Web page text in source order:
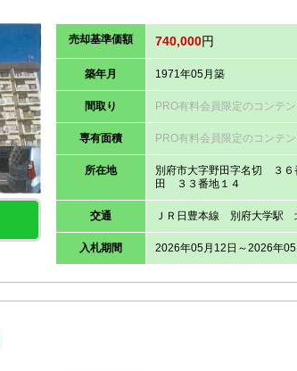
売却基準価額 740,000円
築年月 1971年05月築
間取り PRO有料会員限定のコンテ
専有面積 PRO有料会員限定のコンテ
所在地
別府市大字野田字名切 ３
田 ３３番地１４
交通 ＪＲ日豊本線 別府大学駅
入札期間 2026年05月12日～2026年05